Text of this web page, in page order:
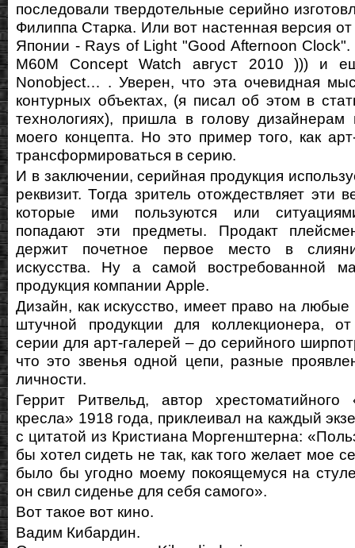
последовали твердотельные серийно
Филиппа Старка. Или вот настенная версия
Японии - Rays of Light "Good Afternoon
M60M Concept Watch август 2010 ))) и
Nonobject… . Уверен, что эта очевидная
контурных объектах, (я писал об этом в
технологиях), пришла в голову дизайнерам
моего концепта. Но это пример того, как
трансформироваться в серию.
И в заключении, серийная продукция
реквизит. Тогда зритель отождествляет эти
которые ими пользуются или
попадают эти предметы. Продакт
держит почетное первое место в
искусства. Ну а самой востребованной
продукция компании Apple.
Дизайн, как искусство, имеет право на любые
штучной продукции для коллекционера, от
серии для арт-галерей – до серийного
что это звенья одной цепи, разные
личности.
Геррит Ритвельд, автор хрестоматийного
кресла» 1918 года, приклеивал на каждый
с цитатой из Кристиана Моргенштерна:
бы хотел сидеть не так, как того желает мое
было бы угодно моему покоящемуся на
он свил сиденье для себя самого».
Вот такое вот кино.
Вадим Кибардин.